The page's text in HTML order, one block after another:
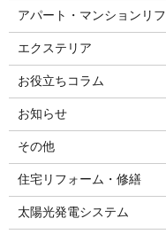
アパート・マンションリ
エクステリア
お役立ちコラム
お知らせ
その他
住宅リフォーム・修繕
太陽光発電システム